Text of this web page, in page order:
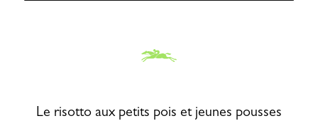
Le risotto aux petits pois et jeunes pousses